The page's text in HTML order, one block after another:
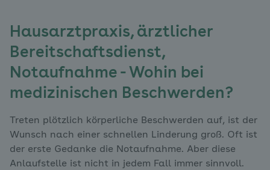
Hausarztpraxis, ärztlicher
Bereitschaftsdienst,
Notaufnahme - Wohin bei
medizinischen Beschwerden?
Treten plötzlich körperliche Beschwerden auf, ist der
Wunsch nach einer schnellen Linderung groß. Oft ist
der erste Gedanke die Notaufnahme. Aber diese
Anlaufstelle ist nicht in jedem Fall immer sinnvoll.